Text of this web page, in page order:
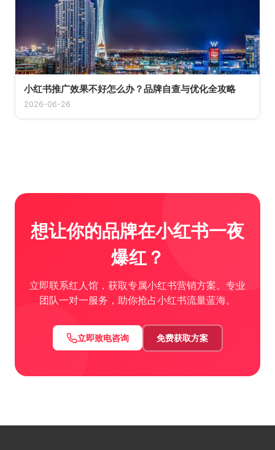
小红书推广效果不好怎么办？品牌自查与优化全攻略
2026-06-26
想让你的品牌在小红书一夜
爆红？
立即联系红人馆，获取专属小红书营销方案。专业
团队一对一服务，助你抢占小红书流量蓝海。
立即致电咨询 免费获取方案